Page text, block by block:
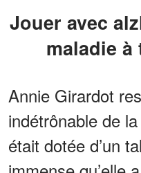
Jouer avec alzheimer - cacher la
maladie
Annie Girardot
indétrônable de
était dotée d’un